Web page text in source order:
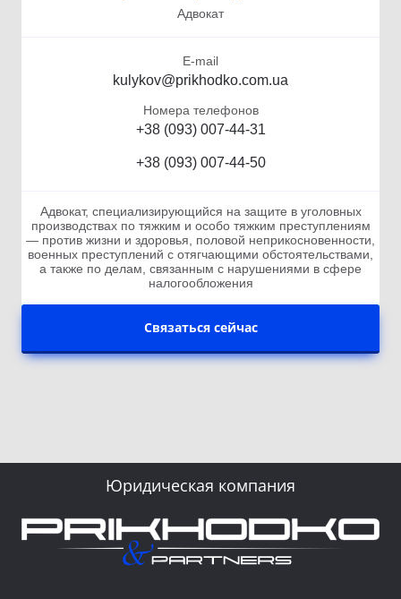
Адвокат
E-mail
kulykov@prikhodko.com.ua
Номера телефонов
+38 (093) 007-44-31
+38 (093) 007-44-50
Адвокат, специализирующийся на защите в уголовных
производствах по тяжким и особо тяжким преступлениям
— против жизни и здоровья, половой неприкосновенности,
военных преступлений с отягчающими обстоятельствами,
а также по делам, связанным с нарушениями в сфере
налогообложения
Связаться сейчас
Юридическая компания